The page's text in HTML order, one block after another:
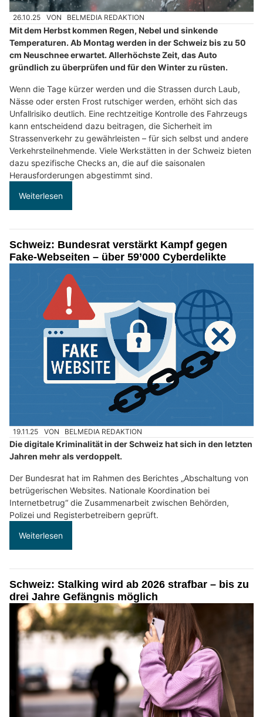
26.10.25 VON BELMEDIA REDAKTION
Mit dem Herbst kommen Regen, Nebel und sinkende
Temperaturen. Ab Montag werden in der Schweiz bis zu 50
cm Neuschnee erwartet. Allerhöchste Zeit, das Auto
gründlich zu überprüfen und für den Winter zu rüsten.
Wenn die Tage kürzer werden und die Strassen durch Laub,
Nässe oder ersten Frost rutschiger werden, erhöht sich das
Unfallrisiko deutlich. Eine rechtzeitige Kontrolle des Fahrzeugs
kann entscheidend dazu beitragen, die Sicherheit im
Strassenverkehr zu gewährleisten – für sich selbst und andere
Verkehrsteilnehmende. Viele Werkstätten in der Schweiz bieten
dazu spezifische Checks an, die auf die saisonalen
Herausforderungen abgestimmt sind.
Weiterlesen
Schweiz: Bundesrat verstärkt Kampf gegen
Fake-Webseiten – über 59’000 Cyberdelikte
19.11.25 VON BELMEDIA REDAKTION
Die digitale Kriminalität in der Schweiz hat sich in den letzten
Jahren mehr als verdoppelt.
Der Bundesrat hat im Rahmen des Berichtes „Abschaltung von
betrügerischen Websites. Nationale Koordination bei
Internetbetrug“ die Zusammenarbeit zwischen Behörden,
Polizei und Registerbetreibern geprüft.
Weiterlesen
Schweiz: Stalking wird ab 2026 strafbar – bis zu
drei Jahre Gefängnis möglich